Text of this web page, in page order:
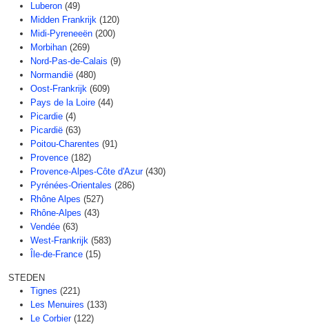
Luberon (49)
Midden Frankrijk (120)
Midi-Pyreneeën (200)
Morbihan (269)
Nord-Pas-de-Calais (9)
Normandië (480)
Oost-Frankrijk (609)
Pays de la Loire (44)
Picardie (4)
Picardië (63)
Poitou-Charentes (91)
Provence (182)
Provence-Alpes-Côte d'Azur (430)
Pyrénées-Orientales (286)
Rhône Alpes (527)
Rhône-Alpes (43)
Vendée (63)
West-Frankrijk (583)
Île-de-France (15)
STEDEN
Tignes (221)
Les Menuires (133)
Le Corbier (122)